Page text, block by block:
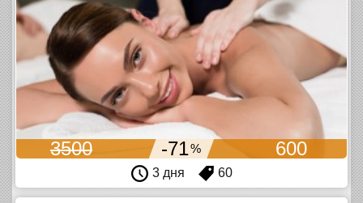
3500 -71% 600
3 дня 60